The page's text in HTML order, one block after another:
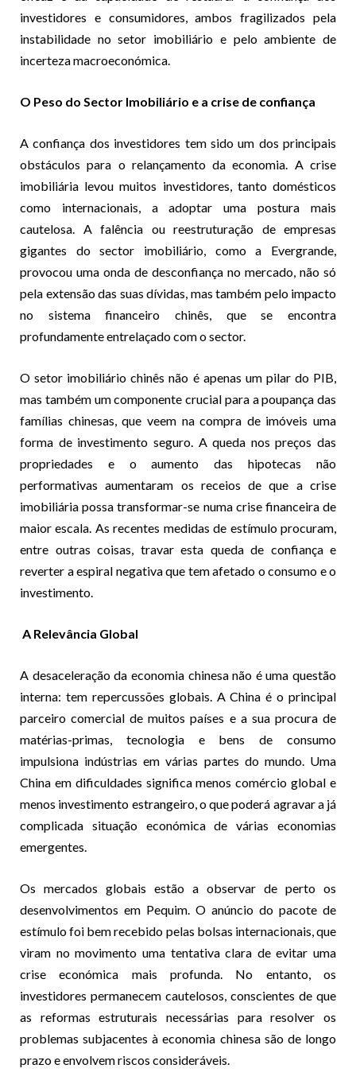
investidores e consumidores, ambos fragilizados pela
instabilidade no setor imobiliário e pelo ambiente de
incerteza macroeconómica.
O Peso do Sector Imobiliário e a crise de confiança
A confiança dos investidores tem sido um dos principais
obstáculos para o relançamento da economia. A crise
imobiliária levou muitos investidores, tanto domésticos
como internacionais, a adoptar uma postura mais
cautelosa. A falência ou reestruturação de empresas
gigantes do sector imobiliário, como a Evergrande,
provocou uma onda de desconfiança no mercado, não só
pela extensão das suas dívidas, mas também pelo impacto
no sistema financeiro chinês, que se encontra
profundamente entrelaçado com o sector.
O setor imobiliário chinês não é apenas um pilar do PIB,
mas também um componente crucial para a poupança das
famílias chinesas, que veem na compra de imóveis uma
forma de investimento seguro. A queda nos preços das
propriedades e o aumento das hipotecas não
performativas aumentaram os receios de que a crise
imobiliária possa transformar-se numa crise financeira de
maior escala. As recentes medidas de estímulo procuram,
entre outras coisas, travar esta queda de confiança e
reverter a espiral negativa que tem afetado o consumo e o
investimento.
A Relevância Global
A desaceleração da economia chinesa não é uma questão
interna: tem repercussões globais. A China é o principal
parceiro comercial de muitos países e a sua procura de
matérias-primas, tecnologia e bens de consumo
impulsiona indústrias em várias partes do mundo. Uma
China em dificuldades significa menos comércio global e
menos investimento estrangeiro, o que poderá agravar a já
complicada situação económica de várias economias
emergentes.
Os mercados globais estão a observar de perto os
desenvolvimentos em Pequim. O anúncio do pacote de
estímulo foi bem recebido pelas bolsas internacionais, que
viram no movimento uma tentativa clara de evitar uma
crise económica mais profunda. No entanto, os
investidores permanecem cautelosos, conscientes de que
as reformas estruturais necessárias para resolver os
problemas subjacentes à economia chinesa são de longo
prazo e envolvem riscos consideráveis.